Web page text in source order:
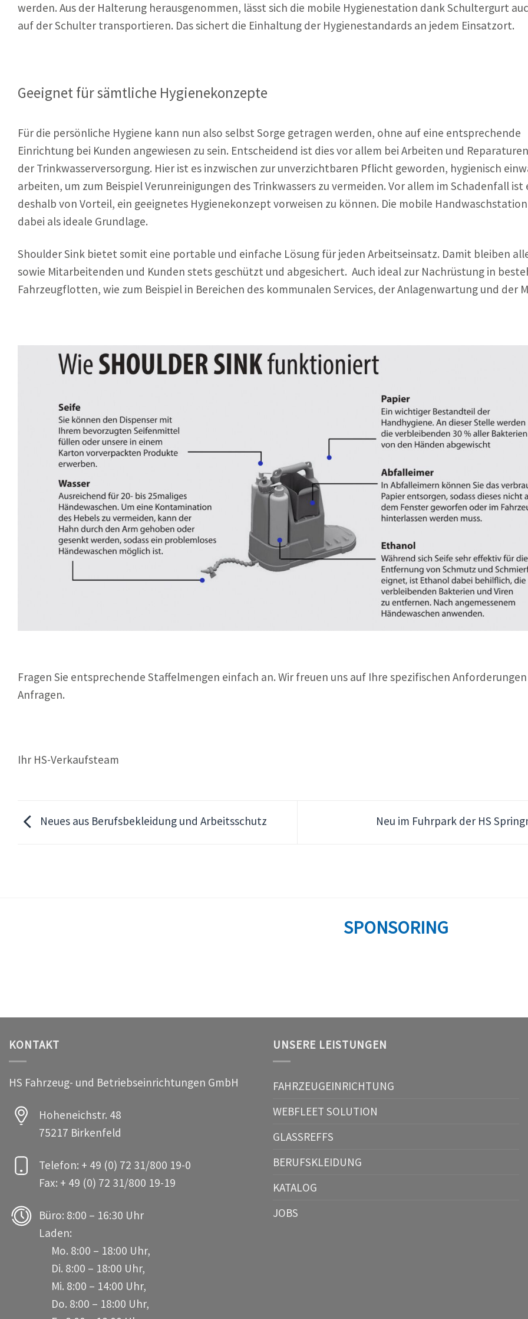
werden. Aus der Halterung herausgenommen, lässt sich die mobile Hygienestation dank Schultergurt
auf der Schulter transportieren. Das sichert die Einhaltung der Hygienestandards an jedem Einsatzort.
Geeignet für sämtliche Hygienekonzepte
Für die persönliche Hygiene kann nun also selbst Sorge getragen werden, ohne auf eine entsprechende
Einrichtung bei Kunden angewiesen zu sein. Entscheidend ist dies vor allem bei Arbeiten und
der Trinkwasserversorgung. Hier ist es inzwischen zur unverzichtbaren Pflicht geworden, hygienisch
arbeiten, um zum Beispiel Verunreinigungen des Trinkwassers zu vermeiden. Vor allem im Schadenfall ist
deshalb von Vorteil, ein geeignetes Hygienekonzept vorweisen zu können. Die mobile
dabei als ideale Grundlage.
Shoulder Sink bietet somit eine portable und einfache Lösung für jeden Arbeitseinsatz. Damit bleiben
sowie Mitarbeitenden und Kunden stets geschützt und abgesichert. Auch ideal zur Nachrüstung in
Fahrzeugflotten, wie zum Beispiel in Bereichen des kommunalen Services, der Anlagenwartung und der
Fragen Sie entsprechende Staffelmengen einfach an. Wir freuen uns auf Ihre spezifischen
Anfragen.
Ihr HS-Verkaufsteam
Neues aus Berufsbekleidung und Arbeitsschutz Neu im Fuhrpark der HS
SPONSORING
KONTAKT
HS Fahrzeug- und Betriebseinrichtungen GmbH
Hoheneichstr. 48
75217 Birkenfeld
Telefon: + 49 (0) 72 31/800 19-0
Fax: + 49 (0) 72 31/800 19-19
Büro: 8:00 – 16:30 Uhr
Laden:
Mo. 8:00 – 18:00 Uhr,
Di. 8:00 – 18:00 Uhr,
Mi. 8:00 – 14:00 Uhr,
Do. 8:00 – 18:00 Uhr,
UNSERE LEISTUNGEN
FAHRZEUGEINRICHTUNG
WEBFLEET SOLUTION
GLASSREFFS
BERUFSKLEIDUNG
KATALOG
JOBS